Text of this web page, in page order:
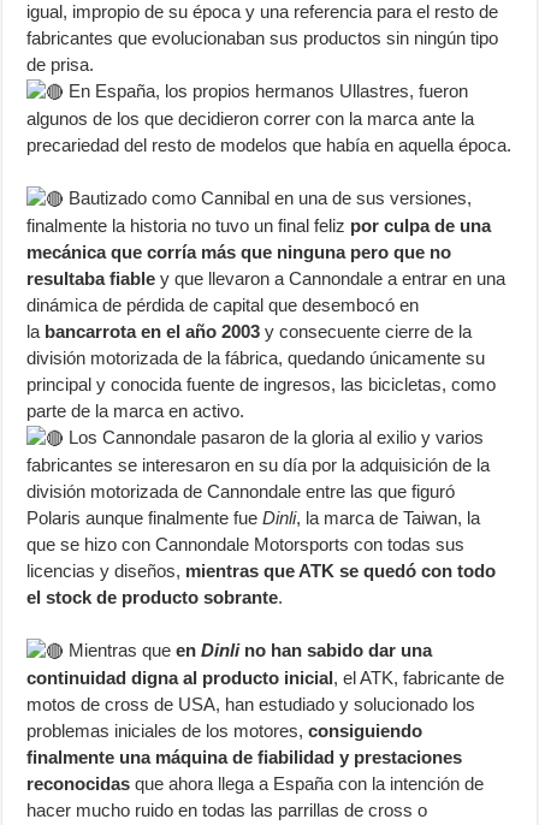
igual, impropio de su época y una referencia para el resto de
fabricantes que evolucionaban sus productos sin ningún tipo
de prisa.
En España, los propios hermanos Ullastres, fueron
algunos de los que decidieron correr con la marca ante la
precariedad del resto de modelos que había en aquella época.
Bautizado como Cannibal en una de sus versiones,
finalmente la historia no tuvo un final feliz por culpa de una
mecánica que corría más que ninguna pero que no
resultaba fiable y que llevaron a Cannondale a entrar en una
dinámica de pérdida de capital que desembocó en
la bancarrota en el año 2003 y consecuente cierre de la
división motorizada de la fábrica, quedando únicamente su
principal y conocida fuente de ingresos, las bicicletas, como
parte de la marca en activo.
Los Cannondale pasaron de la gloria al exilio y varios
fabricantes se interesaron en su día por la adquisición de la
división motorizada de Cannondale entre las que figuró
Polaris aunque finalmente fueDinli, la marca de Taiwan, la
que se hizo con Cannondale Motorsports con todas sus
licencias y diseños, mientras que ATK se quedó con todo
el stock de producto sobrante.
Mientras queenDinli no han sabido dar una
continuidad digna al producto inicial, el ATK, fabricante de
motos de cross de USA, han estudiado y solucionado los
problemas iniciales de los motores,consiguiendo
finalmente una máquina de fiabilidad y prestaciones
reconocidas que ahora llega a España con la intención de
hacer mucho ruido en todas las parrillas de cross o